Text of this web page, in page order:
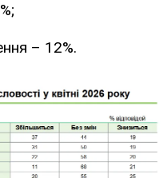
– 12%.